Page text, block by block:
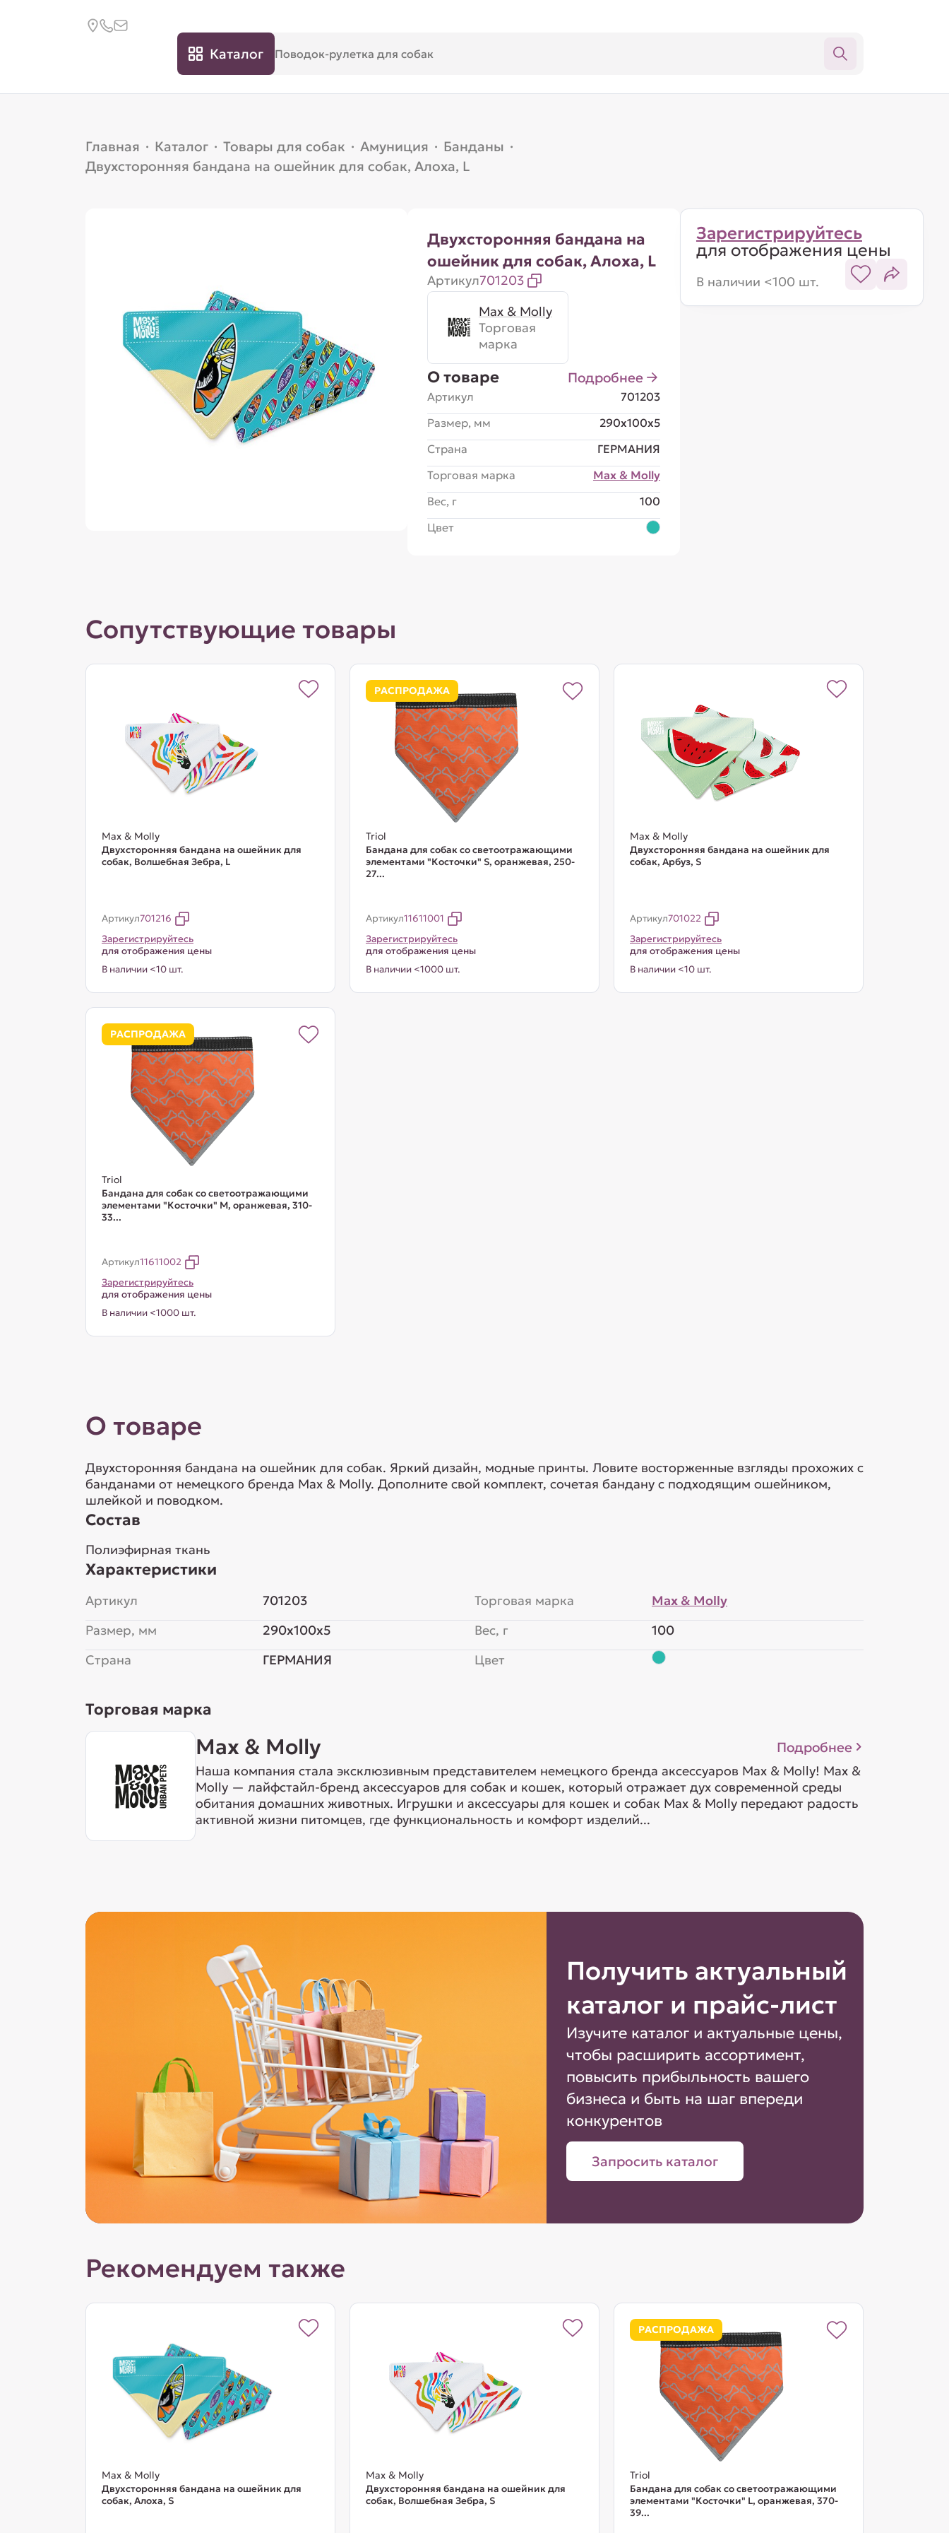
Каталог
Главная · Каталог · Товары для собак · Амуниция · Банданы ·
Двухсторонняя бандана на ошейник для собак, Алоха, L
Двухсторонняя бандана на
ошейник для собак, Алоха, L
Артикул701203
Max & Molly
Торговая
марка
О товаре Подробнее
Артикул
701203
Размер, мм
290x100x5
Страна
ГЕРМАНИЯ
Торговая марка
Max & Molly
Вес, г
100
Цвет
Зарегистрируйтесь
для отображения цены
В наличии <100 шт.
Сопутствующие товары
Max & Molly
Двухсторонняя бандана на ошейник для
собак, Волшебная Зебра, L
Артикул701216
Зарегистрируйтесь
для отображения цены
В наличии <10 шт.
РАСПРОДАЖА
Triol
Бандана для собак со светоотражающими
элементами "Косточки" S, оранжевая, 250-
27...
Артикул11611001
Зарегистрируйтесь
для отображения цены
В наличии <1000 шт.
Max & Molly
Двухсторонняя бандана на ошейник для
собак, Арбуз, S
Артикул701022
Зарегистрируйтесь
для отображения цены
В наличии <10 шт.
РАСПРОДАЖА
Triol
Бандана для собак со светоотражающими
элементами "Косточки" M, оранжевая, 310-
33...
Артикул11611002
Зарегистрируйтесь
для отображения цены
В наличии <1000 шт.
О товаре
Двухсторонняя бандана на ошейник для собак. Яркий дизайн, модные принты. Ловите восторженные взгляды прохожих с
банданами от немецкого бренда Max & Molly. Дополните свой комплект, сочетая бандану с подходящим ошейником,
шлейкой и поводком.
Состав
Полиэфирная ткань
Характеристики
Артикул
701203
Размер, мм
290x100x5
Страна
ГЕРМАНИЯ
Торговая марка
Max & Molly
Вес, г
100
Цвет
Торговая марка
Max & Molly Подробнее
Наша компания стала эксклюзивным представителем немецкого бренда аксессуаров Max & Molly! Max &
Molly — лайфстайл-бренд аксессуаров для собак и кошек, который отражает дух современной среды
обитания домашних животных. Игрушки и аксессуары для кошек и собак Max & Molly передают радость
активной жизни питомцев, где функциональность и комфорт изделий...
Получить актуальный
каталог и прайс-лист
Изучите каталог и актуальные цены,
чтобы расширить ассортимент,
повысить прибыльность вашего
бизнеса и быть на шаг впереди
конкурентов
Запросить каталог
Рекомендуем также
Max & Molly
Двухсторонняя бандана на ошейник для
собак, Алоха, S
Max & Molly
Двухсторонняя бандана на ошейник для
собак, Волшебная Зебра, S
РАСПРОДАЖА
Triol
Бандана для собак со светоотражающими
элементами "Косточки" L, оранжевая, 370-
39...